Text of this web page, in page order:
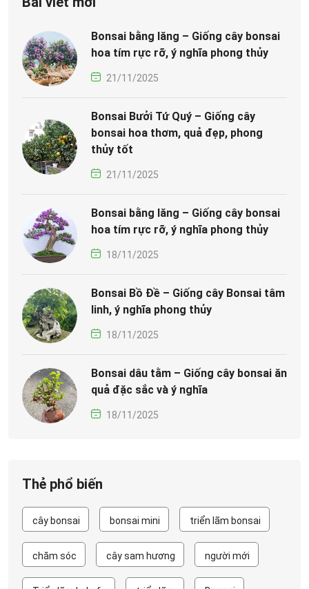
Bonsai bằng lăng – Giống cây bonsai
hoa tím rực rỡ, ý nghĩa phong thủy
21/11/2025
Bonsai Bưởi Tứ Quý – Giống cây
bonsai hoa thơm, quả đẹp, phong
thủy tốt
21/11/2025
Bonsai bằng lăng – Giống cây bonsai
hoa tím rực rỡ, ý nghĩa phong thủy
18/11/2025
Bonsai Bồ Đề – Giống cây Bonsai tâm
linh, ý nghĩa phong thủy
18/11/2025
Bonsai dâu tằm – Giống cây bonsai ăn
quả đặc sắc và ý nghĩa
18/11/2025
Thẻ phổ biến
cây bonsai bonsai mini triển lãm bonsai
chăm sóc cây sam hương người mới